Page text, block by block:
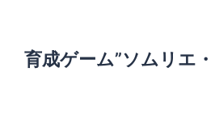
育成ゲーム”ソムリエ